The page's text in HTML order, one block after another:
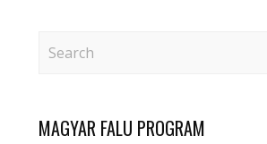
MAGYAR FALU PROGRAM